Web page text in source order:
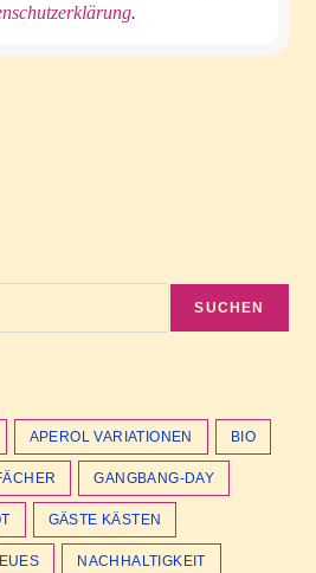
.
SUCHEN
APEROL VARIATIONEN BIO
GANGBANG-DAY
GÄSTE KÄSTEN
NACHHALTIGKEIT